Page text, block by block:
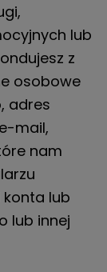
lub
z
osobowe
adres
mail,
nam
lub
lub innej